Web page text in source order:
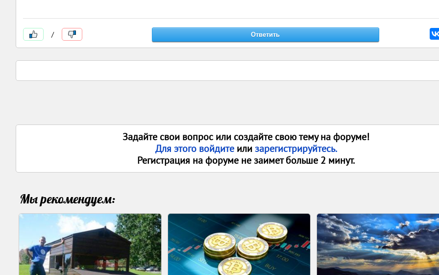
/
Задайте свои вопрос или создайте свою тему на форуме!
Для этого войдите илизарегистрируйтесь.
Регистрация на форуме не заимет больше 2 минут.
Мы рекомендуем: